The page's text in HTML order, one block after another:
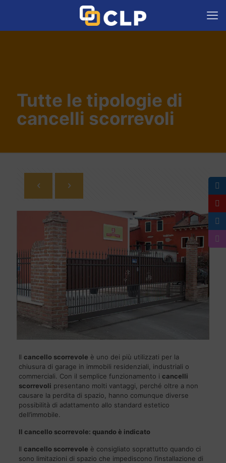
Tutte le tipologie di
cancelli scorrevoli
Il cancello scorrevole è uno dei più utilizzati per la
chiusura di garage in immobili residenziali, industriali o
commerciali. Con il semplice funzionamento i cancelli
scorrevoli presentano molti vantaggi, perché oltre a non
causare la perdita di spazio, hanno comunque diverse
possibilità di adattamento allo standard estetico
dell’immobile.
Il cancello scorrevole: quando è indicato
Il cancello scorrevole è consigliato soprattutto quando ci
sono limitazioni di spazio che impediscono l’installazione di